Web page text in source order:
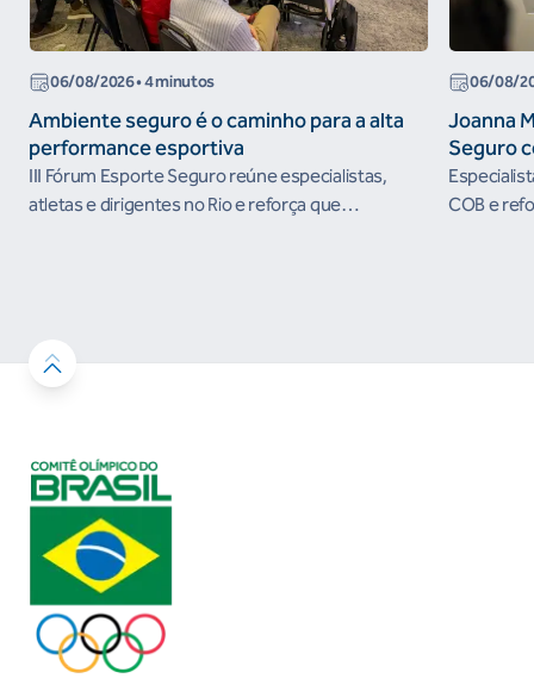
06/08/2026• 4 minutos
Ambiente seguro é o caminho para a alta
performance esportiva
III Fórum Esporte Seguro reúne especialistas,
atletas e dirigentes no Rio e reforça que
06/08/
Joanna
Seguro
COB e